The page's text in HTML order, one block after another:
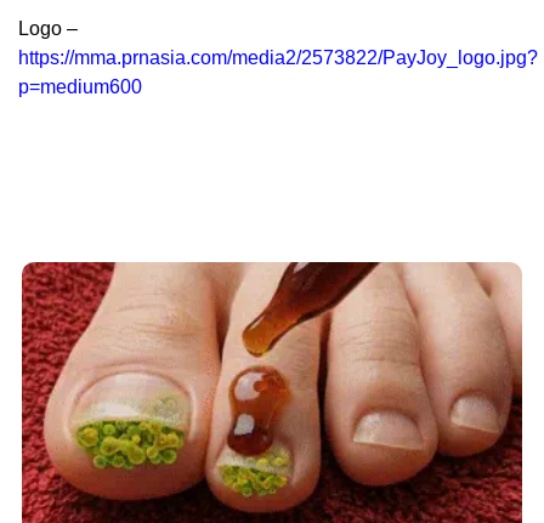
Logo –
https://mma.prnasia.com/media2/2573822/PayJoy_logo.jpg?
p=medium600